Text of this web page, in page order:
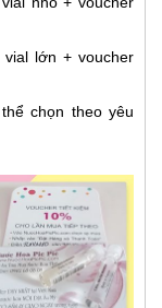
lớn + voucher
chọn theo yêu